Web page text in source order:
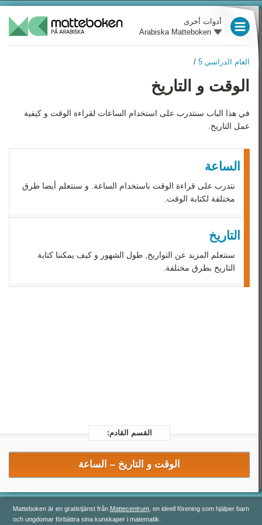
أدوات أخرى
Arabiska Matteboken
العام الدراسي 5 /
الوقت و التاريخ
في هذا الباب سنتدرب على استخدام الساعات لقراءة الوقت و كيفية
عمل التاريخ.
الساعة
نتدرب على قراءة الوقت باستخدام الساعة. و سنتعلم أيضا طرق
مختلفة لكتابة الوقت.
التاريخ
سنتعلم المزيد عن التواريخ, طول الشهور و كيف يمكننا كتابة
التاريخ بطرق مختلفة.
القسم القادم:
الوقت و التاريخ – الساعة
العام الدراسي 4
العام الدراسي 5
العام الدراسي 5
نظرة عامة
الأعداد
العمليات الحسابية الأربع
أدوات المساعدة
الإحصاء
الوقت و التاريخ
العام الدراسي 6
العام الدراسي 8
العام الدراسي 9
رياضيات 2
رياضيات 3
رياضيات 4
Matteboken är en gratistjänst från Mattecentrum, en ideell förening som hjälper barn
och ungdomar förbättra sina kunskaper i matematik.